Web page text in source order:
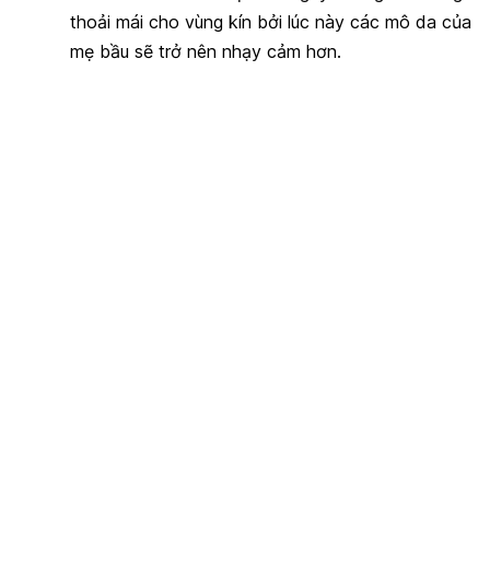
thoải mái cho vùng kín bởi lúc này các mô da của
mẹ bầu sẽ trở nên nhạy cảm hơn.